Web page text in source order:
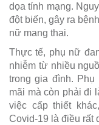
dọa tính mạng.
đột biến, gây ra
nữ mang thai.
Thực tế, phụ nữ
nhiễm từ nhiều
trong gia đình.
mãi mà còn phải đi
việc cấp thiết
Covid-19 là điều rất